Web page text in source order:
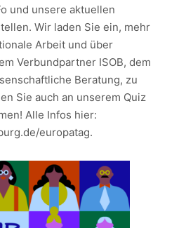
und unsere aktuellen
Wir laden Sie ein, mehr
Arbeit und über
Verbundpartner ISOB, dem
Beratung, zu
Sie auch an unserem Quiz
Alle Infos hier:
europatag.